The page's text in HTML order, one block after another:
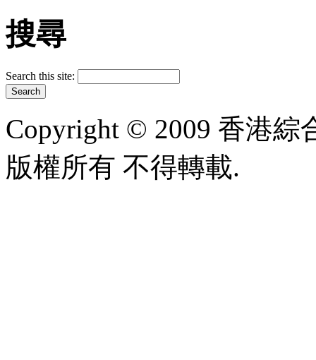
搜尋
Search this site:
Copyright © 2009 香港綜
版權所有 不得轉載.